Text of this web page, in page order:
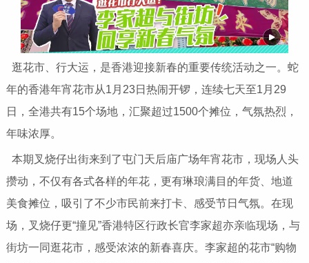
逛花市、行大运，是香港迎接新春的重要传统活动之一。蛇
年的香港年宵花市从1月23日热闹开锣，连续七天至1月29
日，全港共有15个场地，汇聚超过1500个摊位，气氛热烈，
年味浓厚。
本期叉烧仔出街来到了屯门天后庙广场年宵花市，现场人头
攒动，不仅有各式各样的年花，更有琳琅满目的年货、地道
美食摊位，吸引了不少市民前来打卡、感受节日气氛。在现
场，叉烧仔更“撞见”香港特区行政长官李家超亦亲临现场，与
街坊一同逛花市，感受浓浓的新春喜庆。李家超的花市“购物